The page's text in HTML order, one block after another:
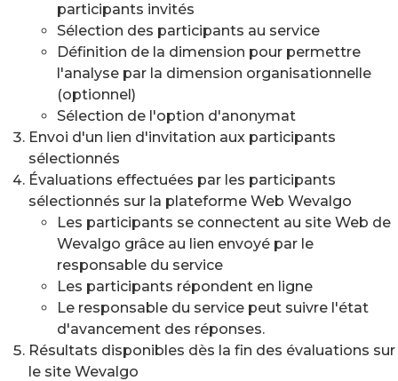
participants invités
Sélection des participants au service
Définition de la dimension pour permettre
l'analyse par la dimension organisationnelle
(optionnel)
Sélection de l'option d'anonymat
Envoi d'un lien d'invitation aux participants
sélectionnés
Évaluations effectuées par les participants
sélectionnés sur la plateforme Web Wevalgo
Les participants se connectent au site Web de
Wevalgo grâce au lien envoyé par le
responsable du service
Les participants répondent en ligne
Le responsable du service peut suivre l'état
d'avancement des réponses.
Résultats disponibles dès la fin des évaluations sur
le site Wevalgo